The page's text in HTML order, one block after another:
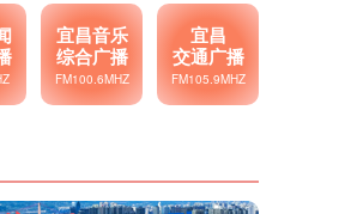
宜昌音乐
综合广播
FM100.6MHZ
宜昌
交通广播
FM105.9MHZ